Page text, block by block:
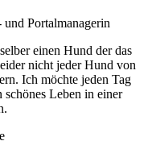
Portalmanagerin
einen Hund der das
nicht jeder Hund von
Ich möchte jeden Tag
schönes Leben in einer